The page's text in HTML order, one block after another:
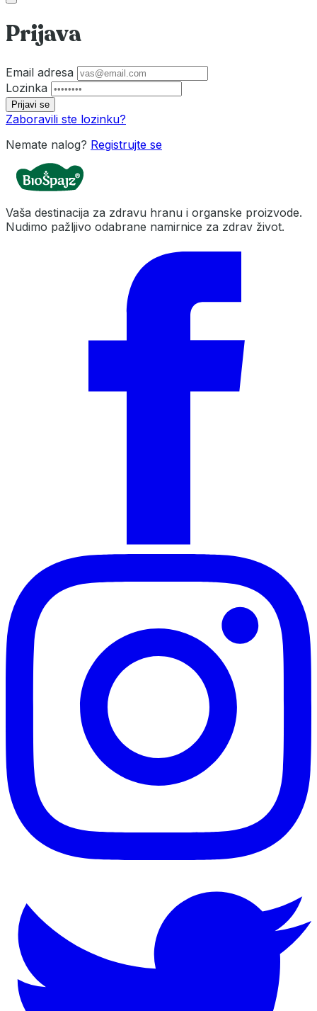
Prijava
Email adresa
Lozinka
Prijavi se
Zaboravili ste lozinku?
Nemate nalog? Registrujte se
Vaša destinacija za zdravu hranu i organske proizvode.
Nudimo pažljivo odabrane namirnice za zdrav život.